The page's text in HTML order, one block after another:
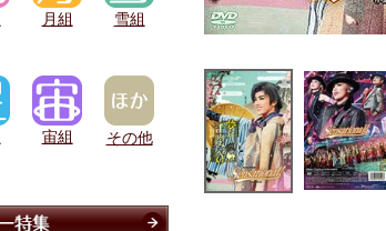
月組 雪組
宙組 その他